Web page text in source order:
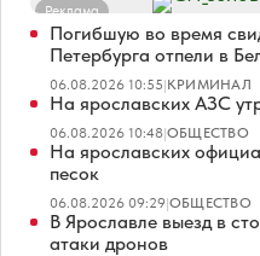
Реклама
Погибшую во время
Петербурга отпели в
06.08.2026 10:55|КРИМИНАЛ
На ярославских АЗС
06.08.2026 10:48|ОБЩЕСТВО
На ярославских
песок
06.08.2026 09:29|ОБЩЕСТВО
В Ярославле выезд в
атаки дронов